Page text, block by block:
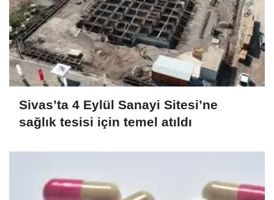
Sivas’ta 4 Eylül Sanayi Sitesi’ne
sağlık tesisi için temel atıldı